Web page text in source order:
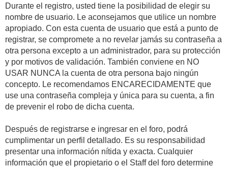
Durante el registro, usted tiene la posibilidad de elegir su
nombre de usuario. Le aconsejamos que utilice un nombre
apropiado. Con esta cuenta de usuario que está a punto de
registrar, se compromete a no revelar jamás su contraseña a
otra persona excepto a un administrador, para su protección
y por motivos de validación. También conviene en NO
USAR NUNCA la cuenta de otra persona bajo ningún
concepto. Le recomendamos ENCARECIDAMENTE que
use una contraseña compleja y única para su cuenta, a fin
de prevenir el robo de dicha cuenta.
Después de registrarse e ingresar en el foro, podrá
cumplimentar un perfil detallado. Es su responsabilidad
presentar una información nítida y exacta. Cualquier
información que el propietario o el Staff del foro determine